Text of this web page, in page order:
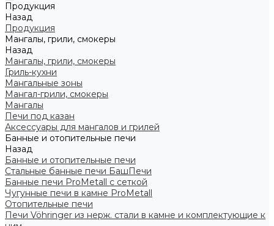
Продукция
Назад
Продукция
Мангалы, грили, смокеры
Назад
Мангалы, грили, смокеры
Гриль-кухни
Мангальные зоны
Мангал-грили, смокеры
Мангалы
Печи под казан
Аксессуары для мангалов и грилей
Банные и отопительные печи
Назад
Банные и отопительные печи
Стальные банные печи БашПечи
Банные печи ProMetall с сеткой
Чугунные печи в камне ProMetall
Отопительные печи
Печи Vöhringer из нерж. стали в камне и комплектующие к